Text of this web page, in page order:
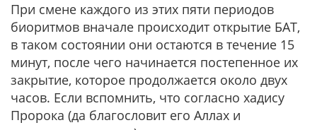
При смене каждого из этих пяти периодов
биоритмов вначале происходит открытие БАТ,
в таком состоянии они остаются в течение 15
минут, после чего начинается постепенное их
закрытие, которое продолжается около двух
часов. Если вспомнить, что согласно хадису
Пророка (да благословит его Аллах и